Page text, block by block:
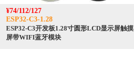
¥74/112/127
ESP32-C3-1.28
ESP32-C3开发板1.28寸圆形LCD显示屏触摸
屏带WIFI蓝牙模块